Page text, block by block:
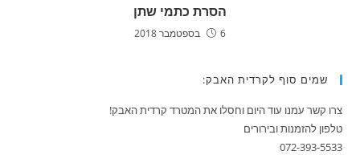
הסרת כתמי שתן
6 בספטמבר 2018
שמים סוף לקרדית האבק:
צרו קשר עמנו עוד היום וחסלו את המטרד קרדית האבק!
טלפון להזמנות ובירורים
072-393-5533